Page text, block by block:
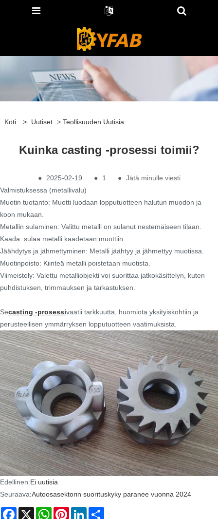
Koti > Uutiset > Teollisuuden Uutisia
Kuinka casting -prosessi toimii?
● 2025-02-19 ● 1 ● Jätä minulle viesti
Valmistuksessa (metallivalu)
Muotin tuotanto: Muotti luodaan lopputuotteen halutun muodon ja
koon mukaan.
Metallin sulaminen: Valittu metalli on sulanut nestemäiseen tilaan.
Kaada: sulaa metalli kaadetaan muottiin.
Jäähdytys ja jähmettyminen: Metalli jäähtyy ja jähmettyy muotissa.
Muotinpoisto: Kiinteä metalli poistetaan muotista.
Viimeistely: Valettu metalliobjekti voi suorittaa jatkokäsittelyn, kuten
puhdistuksen, trimmauksen ja tarkastuksen.
Secasting -prosessivaatii tarkkuutta, huomiota yksityiskohtiin ja
perusteellisen ymmärryksen lopputuotteen vaatimuksista.
Edellinen:Ei uutisia
Seuraava:Autoosasektorin suorituskyky paranee vuonna 2024
Facebook
X WhatsAppPinterestLinkedIn